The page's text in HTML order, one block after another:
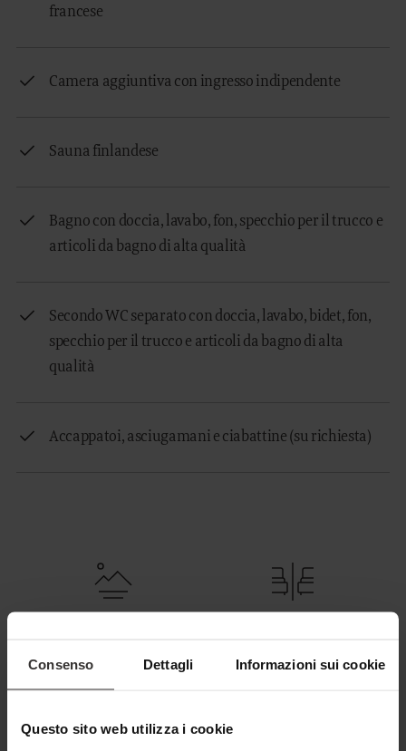
Consenso Dettagli Informazioni sui cookie
Questo sito web utilizza i cookie
francese
Camera aggiuntiva con ingresso indipendente
Sauna finlandese
Bagno con doccia, lavabo, fon, specchio per il trucco e
articoli da bagno di alta qualità
Secondo WC separato con doccia, lavabo, bidet, fon,
specchio per il trucco e articoli da bagno di alta
qualità
Accappatoi, asciugamani e ciabattine (su richiesta)